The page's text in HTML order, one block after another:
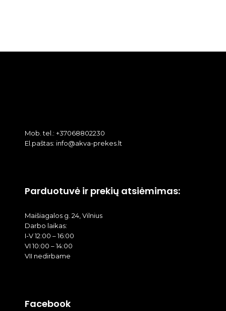
Mob. tel.: +37068802230
El.paštas: info@akva-prekes.lt
Parduotuvė ir prekių atsiėmimas:
Maišiagalos g. 24, Vilnius
Darbo laikas:
I-V 12:00 – 16:00
VI 10:00 – 14:00
VII nedirbame
Facebook